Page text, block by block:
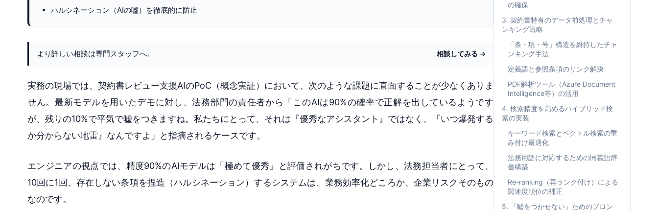
ハルシネーション（AIの嘘）を徹底的に防止
より詳しい相談は専門スタッフへ。 相談してみる →
実務の現場では、契約書レビュー支援AIのPoC（概念実証）において、次のような課題に直面することが少なくありま
せん。最新モデルを用いたデモに対し、法務部門の責任者から「このAIは90%の確率で正解を出しているようです
が、残りの10%で平気で嘘をつきますね。私たちにとって、それは『優秀なアシスタント』ではなく、『いつ爆発する
か分からない地雷』なんですよ」と指摘されるケースです。
エンジニアの視点では、精度90%のAIモデルは「極めて優秀」と評価されがちです。しかし、法務担当者にとって、
10回に1回、存在しない条項を捏造（ハルシネーション）するシステムは、業務効率化どころか、企業リスクそのもの
なのです。
の確保
3. 契約書特有のデータ前処理とチャ
ンキング戦略
「条・項・号」構造を維持したチャ
ンキング手法
定義語と参照条項のリンク解決
PDF解析ツール（Azure Document
Intelligence等）の活用
4. 検索精度を高めるハイブリッド検
索の実装
キーワード検索とベクトル検索の重
み付け最適化
法務用語に対応するための同義語辞
書構築
Re-ranking（再ランク付け）による
関連度順位の補正
5. 「嘘をつかせない」ためのプロン